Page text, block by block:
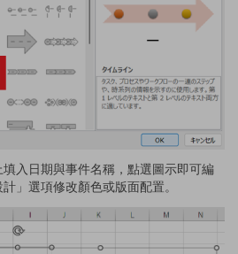
入日期與事件名稱，點選圖示即可編
」選項修改顏色或版面配置。